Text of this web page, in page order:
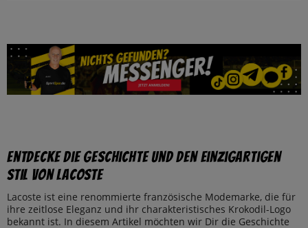
Entdecke die Geschichte und den einzigartigen
Stil von Lacoste
Lacoste ist eine renommierte französische Modemarke, die für
ihre zeitlose Eleganz und ihr charakteristisches Krokodil-Logo
bekannt ist. In diesem Artikel möchten wir Dir die Geschichte